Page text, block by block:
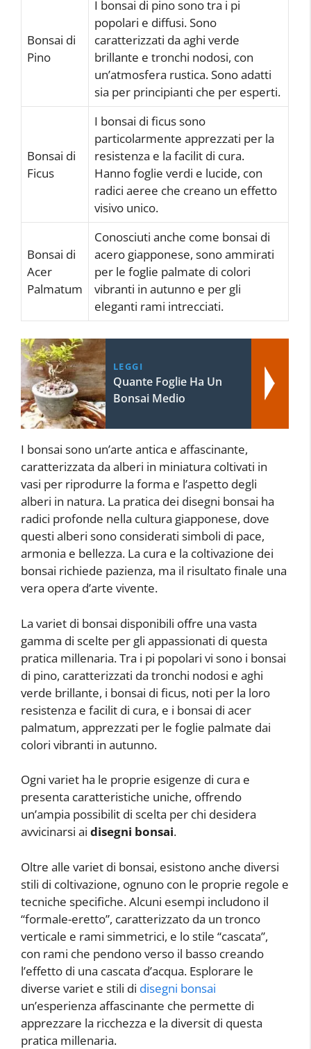
Bonsai di
Pino
I bonsai di pino sono tra i pi
popolari e diffusi. Sono
caratterizzati da aghi verde
brillante e tronchi nodosi, con
un’atmosfera rustica. Sono adatti
sia per principianti che per esperti.
Bonsai di
Ficus
I bonsai di ficus sono
particolarmente apprezzati per la
resistenza e la facilit di cura.
Hanno foglie verdi e lucide, con
radici aeree che creano un effetto
visivo unico.
Bonsai di
Acer
Palmatum
Conosciuti anche come bonsai di
acero giapponese, sono ammirati
per le foglie palmate di colori
vibranti in autunno e per gli
eleganti rami intrecciati.
LEGGI
Quante Foglie Ha Un
Bonsai Medio
I bonsai sono un’arte antica e affascinante,
caratterizzata da alberi in miniatura coltivati in
vasi per riprodurre la forma e l’aspetto degli
alberi in natura. La pratica dei disegni bonsai ha
radici profonde nella cultura giapponese, dove
questi alberi sono considerati simboli di pace,
armonia e bellezza. La cura e la coltivazione dei
bonsai richiede pazienza, ma il risultato finale una
vera opera d’arte vivente.
La variet di bonsai disponibili offre una vasta
gamma di scelte per gli appassionati di questa
pratica millenaria. Tra i pi popolari vi sono i bonsai
di pino, caratterizzati da tronchi nodosi e aghi
verde brillante, i bonsai di ficus, noti per la loro
resistenza e facilit di cura, e i bonsai di acer
palmatum, apprezzati per le foglie palmate dai
colori vibranti in autunno.
Ogni variet ha le proprie esigenze di cura e
presenta caratteristiche uniche, offrendo
un’ampia possibilit di scelta per chi desidera
avvicinarsi ai disegni bonsai.
Oltre alle variet di bonsai, esistono anche diversi
stili di coltivazione, ognuno con le proprie regole e
tecniche specifiche. Alcuni esempi includono il
“formale-eretto”, caratterizzato da un tronco
verticale e rami simmetrici, e lo stile “cascata”,
con rami che pendono verso il basso creando
l’effetto di una cascata d’acqua. Esplorare le
diverse variet e stili di disegni bonsai
un’esperienza affascinante che permette di
apprezzare la ricchezza e la diversit di questa
pratica millenaria.